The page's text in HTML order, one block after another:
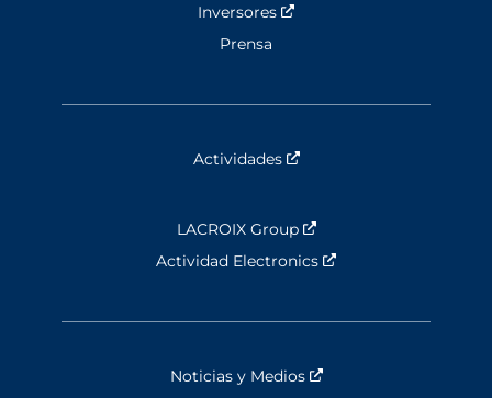
Inversores
Prensa
Actividades Nouvelle fenêtre
LACROIX Group
Nouvelle fenêtre
Actividad Electronics
Noticias y Medios Nouvelle fenêtre